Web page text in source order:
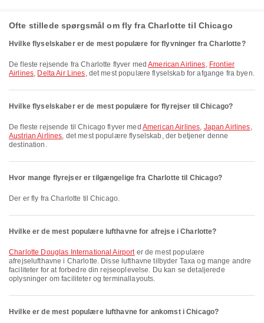
Ofte stillede spørgsmål om fly fra Charlotte til Chicago
Hvilke flyselskaber er de mest populære for flyvninger fra Charlotte?
De fleste rejsende fra Charlotte flyver medAmerican Airlines, Frontier
Airlines, Delta Air Lines, det mest populære flyselskab for afgange fra byen.
Hvilke flyselskaber er de mest populære for flyrejser til Chicago?
De fleste rejsende til Chicago flyver med American Airlines, Japan Airlines,
Austrian Airlines, det mest populære flyselskab, der betjener denne
destination.
Hvor mange flyrejser er tilgængelige fra Charlotte til Chicago?
Der er fly fra Charlotte til Chicago.
Hvilke er de mest populære lufthavne for afrejse i Charlotte?
Charlotte Douglas International Airporter de mest populære
afrejselufthavne i Charlotte. Disse lufthavne tilbyder Taxa og mange andre
faciliteter for at forbedre din rejseoplevelse. Du kan se detaljerede
oplysninger om faciliteter og terminallayouts.
Hvilke er de mest populære lufthavne for ankomst i Chicago?